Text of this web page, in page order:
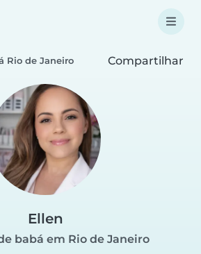
Rio de Janeiro Compartilhar
Ellen
babá em Rio de Janeiro